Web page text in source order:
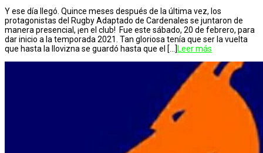
Y ese día llegó. Quince meses después de la última vez, los
protagonistas del Rugby Adaptado de Cardenales se juntaron de
manera presencial, ¡en el club! Fue este sábado, 20 de febrero, para
dar inicio a la temporada 2021. Tan gloriosa tenía que ser la vuelta
que hasta la llovizna se guardó hasta que el […] Leer más